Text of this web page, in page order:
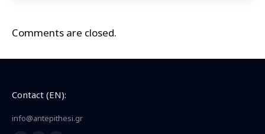
Comments are closed.
Contact (EN):
info@antepithesi.gr